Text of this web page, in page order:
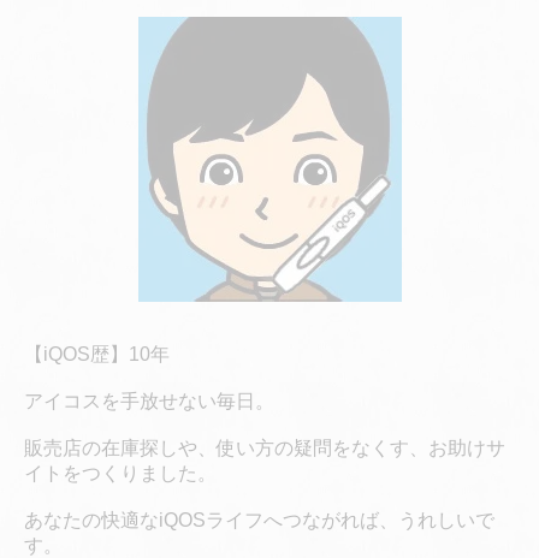
【iQOS歴】10年
アイコスを手放せない毎日。
販売店の在庫探しや、使い方の疑問をなくす、お助けサ
イトをつくりました。
あなたの快適なiQOSライフへつながれば、うれしいで
す。